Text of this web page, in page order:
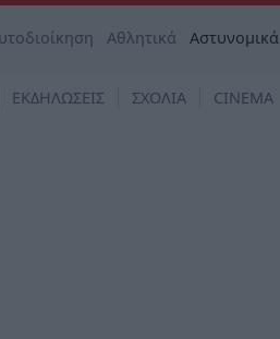
Αθλητικά Αστυνομικά
ΕΚΔΗΛΩΣΕΙΣ ΣΧΟΛΙΑ CINEMA